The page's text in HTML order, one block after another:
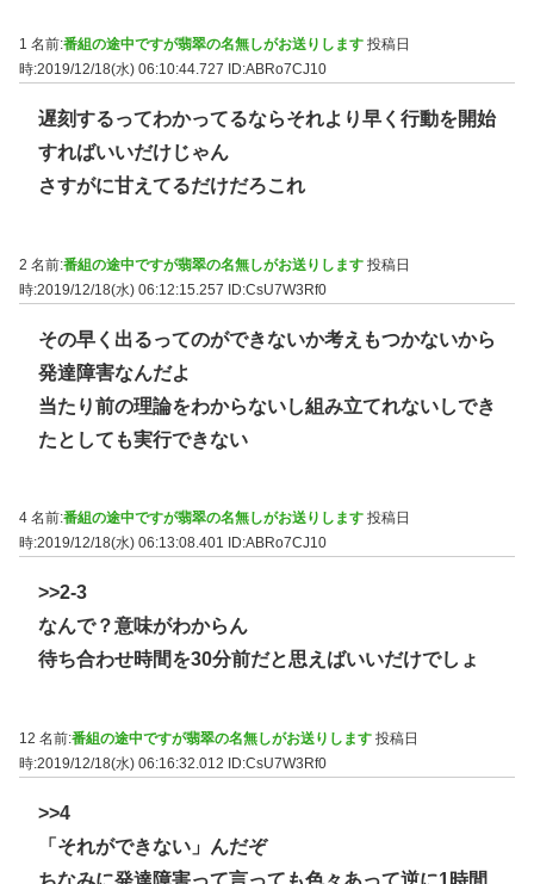
1 名前:番組の途中ですが翡翠の名無しがお送りします 投稿日
時:2019/12/18(水) 06:10:44.727
ID:ABRo7CJ10
遅刻するってわかってるならそれより早く行動を開始
すればいいだけじゃん
さすがに甘えてるだけだろこれ
2 名前:番組の途中ですが翡翠の名無しがお送りします 投稿日
時:2019/12/18(水) 06:12:15.257 ID:CsU7W3Rf0
その早く出るってのができないか考えもつかないから
発達障害なんだよ
当たり前の理論をわからないし組み立てれないしでき
たとしても実行できない
4 名前:番組の途中ですが翡翠の名無しがお送りします 投稿日
時:2019/12/18(水) 06:13:08.401
ID:ABRo7CJ10
>>2-3
なんで？意味がわからん
待ち合わせ時間を30分前だと思えばいいだけでしょ
12 名前:番組の途中ですが翡翠の名無しがお送りします 投稿日
時:2019/12/18(水) 06:16:32.012
ID:CsU7W3Rf0
>>4
「それができない」んだぞ
ちなみに発達障害って言っても色々あって逆に1時間